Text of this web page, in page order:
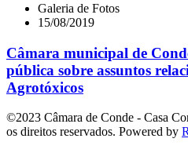
Galeria de Fotos
15/08/2019
Câmara municipal de
pública sobre assuntos
Agrotóxicos
©2023 Câmara de Conde - Casa
os direitos reservados. Powered by